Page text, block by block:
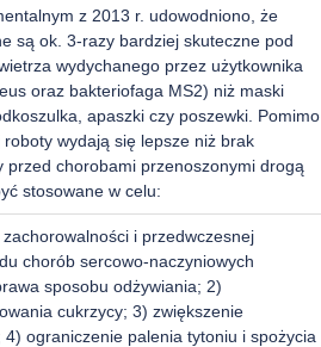
z 2013 r. udowodniono, że
są ok. 3-razy bardziej skuteczne pod
wydychanego przez użytkownika
oraz bakteriofaga MS2) niż maski
apaszki czy poszewki. Pomimo
wydają się lepsze niż brak
przed chorobami przenoszonymi drogą
stosowane w celu:
i przedwczesnej
chorób sercowo-naczyniowych
sposobu odżywiania; 2)
cukrzycy; 3) zwiększenie
ograniczenie palenia tytoniu i spożycia